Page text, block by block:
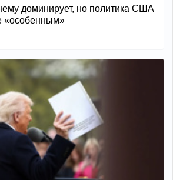
доминирует, но политика США
«особенным»